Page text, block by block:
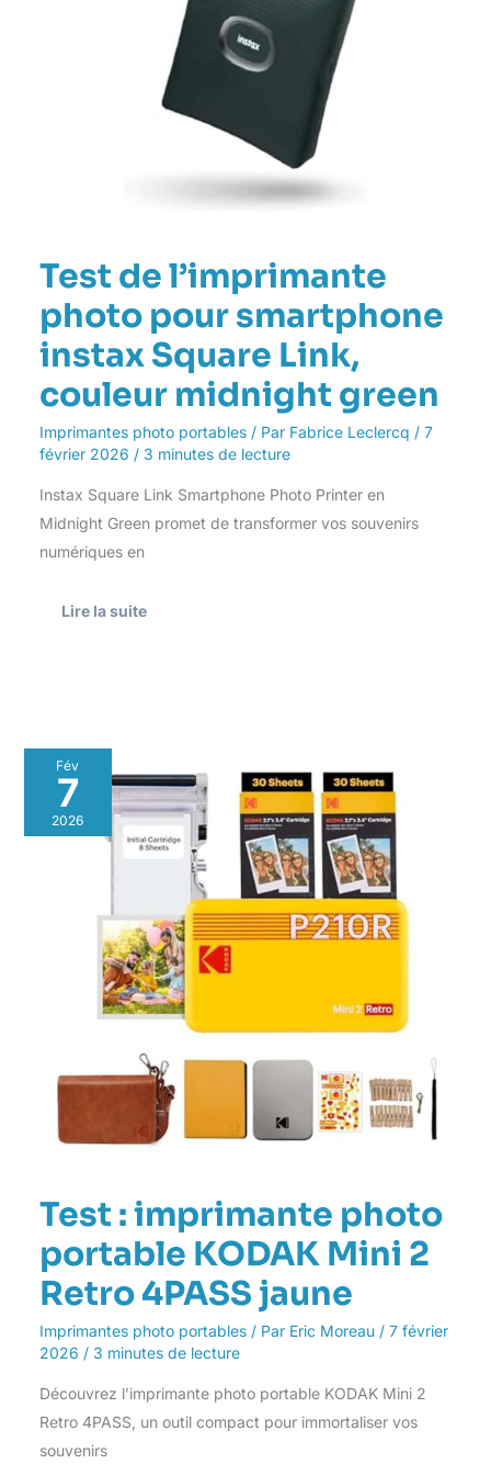
Test de l’imprimante
photo pour smartphone
instax Square Link,
couleur midnight green
Imprimantes photo portables/ Par Fabrice Leclercq / 7
février 2026 / 3 minutes de lecture
Instax Square Link Smartphone Photo Printer en
Midnight Green promet de transformer vos souvenirs
numériques en
Lire la suite
Fév
7
2026
Test : imprimante photo
portable KODAK Mini 2
Retro 4PASS jaune
Imprimantes photo portables/ Par Eric Moreau / 7 février
2026 / 3 minutes de lecture
Découvrez l’imprimante photo portable KODAK Mini 2
Retro 4PASS, un outil compact pour immortaliser vos
souvenirs
Test
:
imprimante
photo
portable
4PASS